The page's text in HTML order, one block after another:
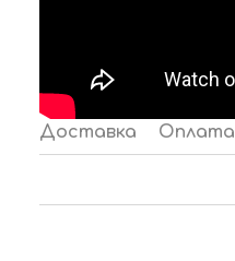
Доставка Оплата